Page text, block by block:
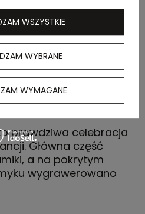
prawdziwa celebracja
Główna część
a na pokrytym
wygrawerowano
WYBRANE
WYMAGANE
WSZYSTKIE